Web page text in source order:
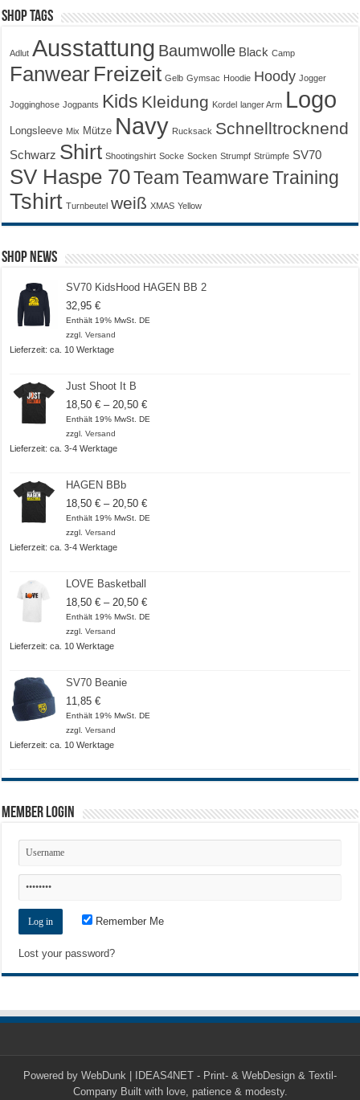
Shop Tags
Adlut Ausstattung Baumwolle Black Camp
Fanwear Freizeit Gelb Gymsac Hoodie Hoody Jogger
Jogginghose Jogpants Kids Kleidung Kordel langer Arm Logo
Longsleeve Mix Mütze Navy Rucksack Schnelltrocknend
Schwarz Shirt Shootingshirt Socke Socken Strumpf Strümpfe SV70
SV Haspe 70Team Teamware Training
Tshirt Turnbeutel weiß XMAS Yellow
Shop News
SV70 KidsHood HAGEN BB 2
32,95€
Enthält 19% MwSt. DE
zzgl.Versand
Lieferzeit: ca. 10 Werktage
Just Shoot It B
18,50€ –20,50€Preisspanne:
18,50 €
Enthält 19% MwSt. DE
zzgl.Versand
Lieferzeit: ca. 3-4 Werktage
HAGEN BBb
18,50€ –20,50€Preisspanne:
18,50 €
Enthält 19% MwSt. DE
zzgl.Versand
Lieferzeit: ca. 3-4 Werktage
LOVE Basketball
18,50€ –20,50€Preisspanne:
18,50 €
Enthält 19% MwSt. DE
zzgl.Versand
Lieferzeit: ca. 10 Werktage
SV70 Beanie
11,85€
Enthält 19% MwSt. DE
zzgl.Versand
Lieferzeit: ca. 10 Werktage
Member Login
Remember Me
Lost your password?
Powered by WebDunk | IDEAS4NET - Print- & WebDesign & Textil-
CompanyBuilt with love, patience & modesty.